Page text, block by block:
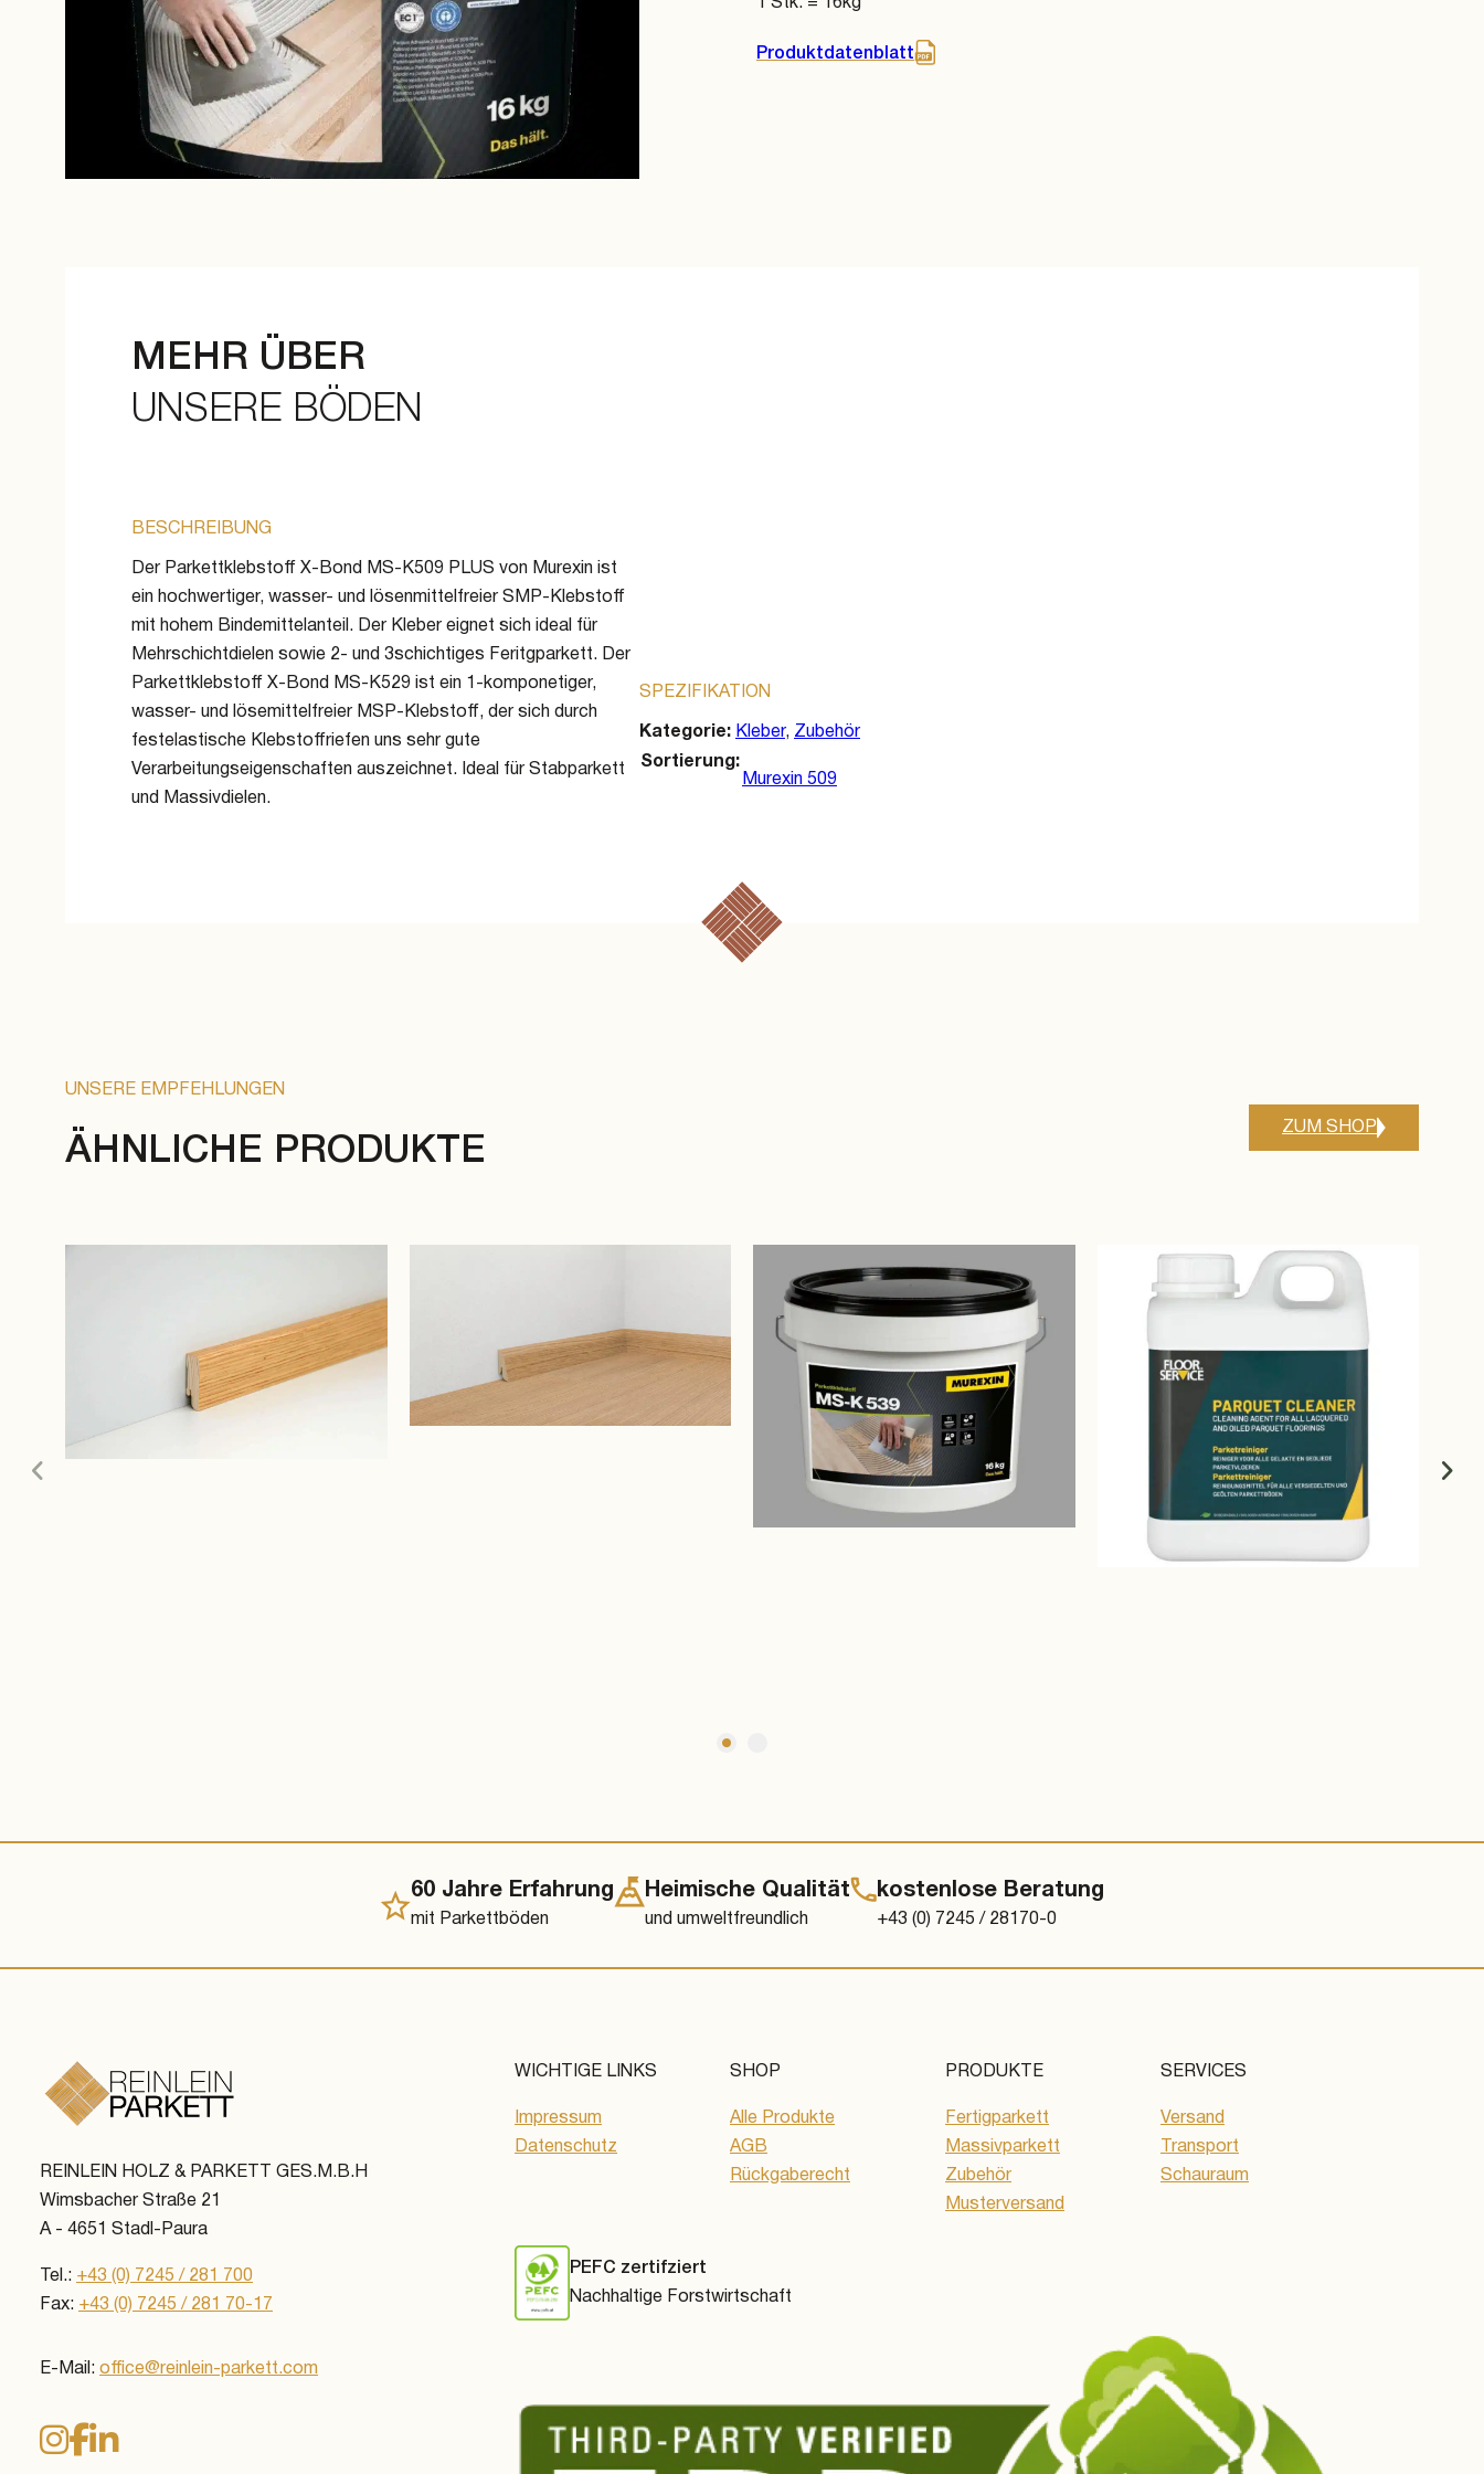
1 Stk. = 16kg
Produktdatenblatt
MEHR ÜBER
UNSERE BÖDEN
BESCHREIBUNG
Der Parkettklebstoff X-Bond MS-K509 PLUS von Murexin ist
ein hochwertiger, wasser- und lösenmittelfreier SMP-Klebstoff
mit hohem Bindemittelanteil. Der Kleber eignet sich ideal für
Mehrschichtdielen sowie 2- und 3schichtiges Feritgparkett. Der
Parkettklebstoff X-Bond MS-K529 ist ein 1-komponetiger,
wasser- und lösemittelfreier MSP-Klebstoff, der sich durch
festelastische Klebstoffriefen uns sehr gute
Verarbeitungseigenschaften auszeichnet. Ideal für Stabparkett
und Massivdielen.
SPEZIFIKATION
Kategorie: Kleber, Zubehör
Sortierung
Murexin 509
UNSERE EMPFEHLUNGEN
ÄHNLICHE PRODUKTE
ZUM SHOP
60 Jahre Erfahrung
mit Parkettböden
Heimische Qualität
und umweltfreundlich
kostenlose Beratung
+43 (0) 7245 / 28170-0
REINLEIN HOLZ & PARKETT GES.M.B.H
Wimsbacher Straße 21
A - 4651 Stadl-Paura
Tel.: +43 (0) 7245 / 281 700
Fax: +43 (0) 7245 / 281 70-17
E-Mail: office@reinlein-parkett.com
WICHTIGE LINKS
Impressum
Datenschutz
SHOP
Alle Produkte
AGB
Rückgaberecht
PRODUKTE
Fertigparkett
Massivparkett
Zubehör
Musterversand
SERVICES
Versand
Transport
Schauraum
PEFC zertifziert
Nachhaltige Forstwirtschaft